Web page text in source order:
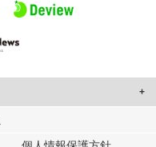
に合わせたコンテンツや広告の